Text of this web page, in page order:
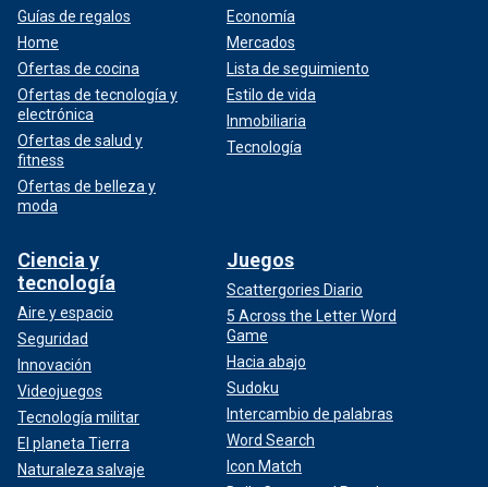
Guías de regalos
Home
Ofertas de cocina
Ofertas de tecnología y
electrónica
Ofertas de salud y
fitness
Ofertas de belleza y
moda
Economía
Mercados
Lista de seguimiento
Estilo de vida
Inmobiliaria
Tecnología
Ciencia y
tecnología
Aire y espacio
Seguridad
Innovación
Videojuegos
Tecnología militar
El planeta Tierra
Naturaleza salvaje
Juegos
Scattergories Diario
5 Across the Letter Word
Game
Hacia abajo
Sudoku
Intercambio de palabras
Word Search
Icon Match